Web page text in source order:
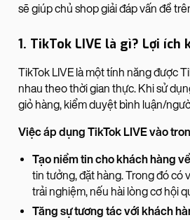
sẽ giúp chủ shop giải đáp vấn đề
1. TikTok LIVE là gì? Lợi
TikTok LIVE là một tính năng được
nhau theo thời gian thực. Khi sử
giỏ hàng, kiểm duyệt bình luận/
Việc áp dụng TikTok LIVE vào
Tạo niềm tin cho khách hàng
tin tưởng, đặt hàng. Trong đó có
trải nghiệm, nếu hài lòng cơ hội
Tăng sự tương tác với khách